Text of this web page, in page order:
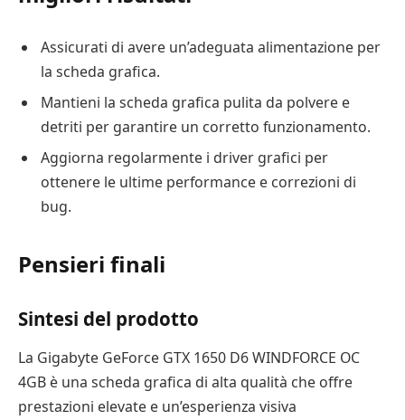
Assicurati di avere un’adeguata alimentazione per
la scheda grafica.
Mantieni la scheda grafica pulita da polvere e
detriti per garantire un corretto funzionamento.
Aggiorna regolarmente i driver grafici per
ottenere le ultime performance e correzioni di
bug.
Pensieri finali
Sintesi del prodotto
La Gigabyte GeForce GTX 1650 D6 WINDFORCE OC
4GB è una scheda grafica di alta qualità che offre
prestazioni elevate e un’esperienza visiva